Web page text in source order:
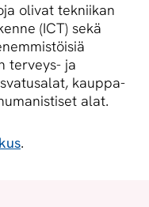
olivat tekniikan
(ICT) sekä
terveys- ja
kauppa-
alat.
.